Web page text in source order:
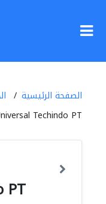
الصفحة الرئيسية
Techindo PT
PT